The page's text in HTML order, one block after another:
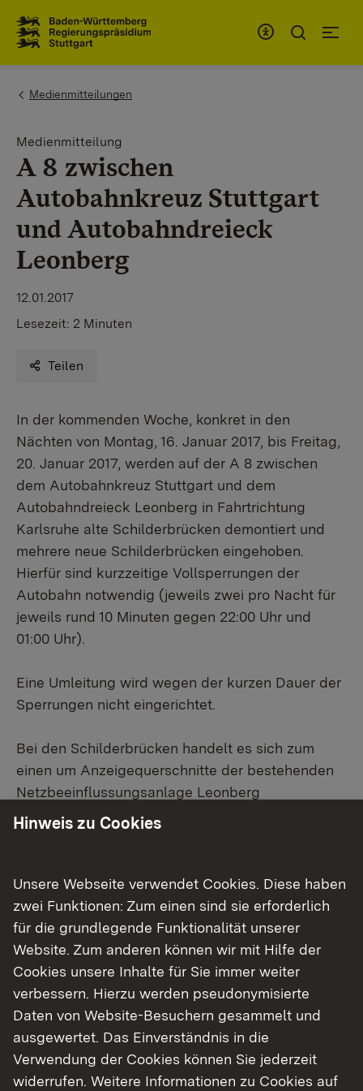
You are here:
Medienmitteilungen
Medienmitteilung
A 8 zwischen
Autobahnkreuz Stuttgart
und Autobahndreieck
Leonberg
12.01.2017
Lesezeit: 2 Minuten
Teilen
​In der kommenden Woche, konkret in den
Nächten von Montag, 16. Januar 2017, bis Freitag,
20. Januar 2017, werden auf der A 8 zwischen
dem Autobahnkreuz Stuttgart und dem
Autobahndreieck Leonberg in Fahrtrichtung
Karlsruhe alte Schilderbrücken demontiert und
mehrere neue Schilderbrücken eingehoben.
Hierfür sind kurzzeitige Vollsperrungen der
Autobahn notwendig (jeweils zwei pro Nacht für
jeweils rund 10 Minuten gegen 22:00 Uhr und
01:00 Uhr).
Eine Umleitung wird wegen der kurzen Dauer der
Sperrungen nicht eingerichtet.
Bei den Schilderbrücken handelt es sich zum
einen um Anzeigequerschnitte der bestehenden
Netzbeeinflussungsanlage Leonberg
(dynamische Wegweiser mit integrierten
Streckenbeeinflussungsanlage Wendlingen-
Leonberg. Während die Anzeigequerschnitte der
Netzbeeinflussungsanlage komplett erneuert
werden, werden die Anzeigequerschnitte der
Streckenbeeinflussungsanlage nur verbreitert.
Bei den Arbeiten handelt es sich um Vorarbeiten
für den Ende Februar 2017 geplanten Neubau
eines Verflechtungsstreifens auf der A 8
zwischen dem Autobahnkreuz Stuttgart und der
Hinweis zu Cookies
Unsere Webseite verwendet Cookies. Diese haben
zwei Funktionen: Zum einen sind sie erforderlich
für die grundlegende Funktionalität unserer
Website. Zum anderen können wir mit Hilfe der
Cookies unsere Inhalte für Sie immer weiter
verbessern. Hierzu werden pseudonymisierte
Daten von Website-Besuchern gesammelt und
ausgewertet. Das Einverständnis in die
Verwendung der Cookies können Sie jederzeit
widerrufen. Weitere Informationen zu Cookies auf